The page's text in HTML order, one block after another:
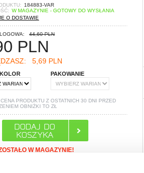
184883-VAR
W MAGAZYNIE - GOTOWY DO WYSŁANIA
O DOSTAWIE
44,60 PLN
PLN
5,69 PLN
PAKOWANIE
PRODUKTU Z OSTATNICH 30 DNI PRZED
OBNIŻKI TOZŁ
W MAGAZYNIE!